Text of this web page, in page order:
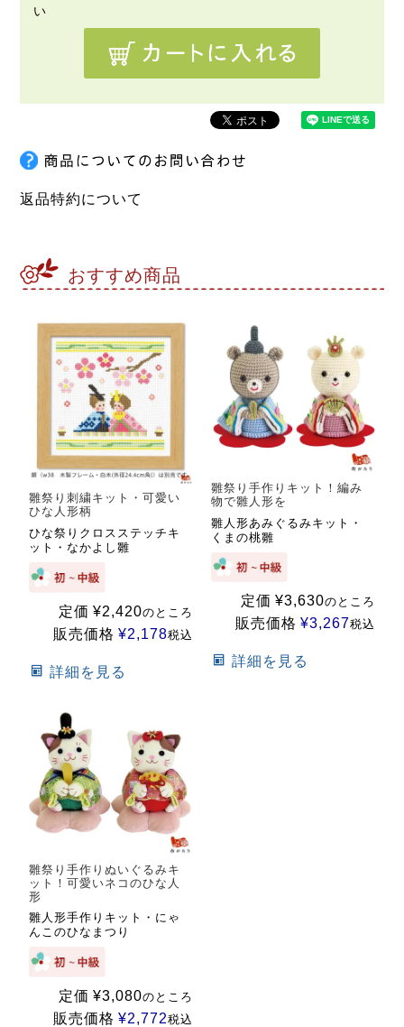
返品特約について
おすすめ商品
雛祭り刺繍キット・可愛い
ひな人形柄
ひな祭りクロスステッチキ
ット・なかよし雛
定価 ¥2,420のところ
販売価格 ¥2,178税込
詳細を見る
雛祭り手作りキット！編み
物で雛人形を
雛人形あみぐるみキット・
くまの桃雛
定価 ¥3,630のところ
販売価格 ¥3,267税込
詳細を見る
雛祭り手作りぬいぐるみキ
ット！可愛いネコのひな人
形
雛人形手作りキット・にゃ
んこのひなまつり
定価 ¥3,080のところ
販売価格 ¥2,772税込